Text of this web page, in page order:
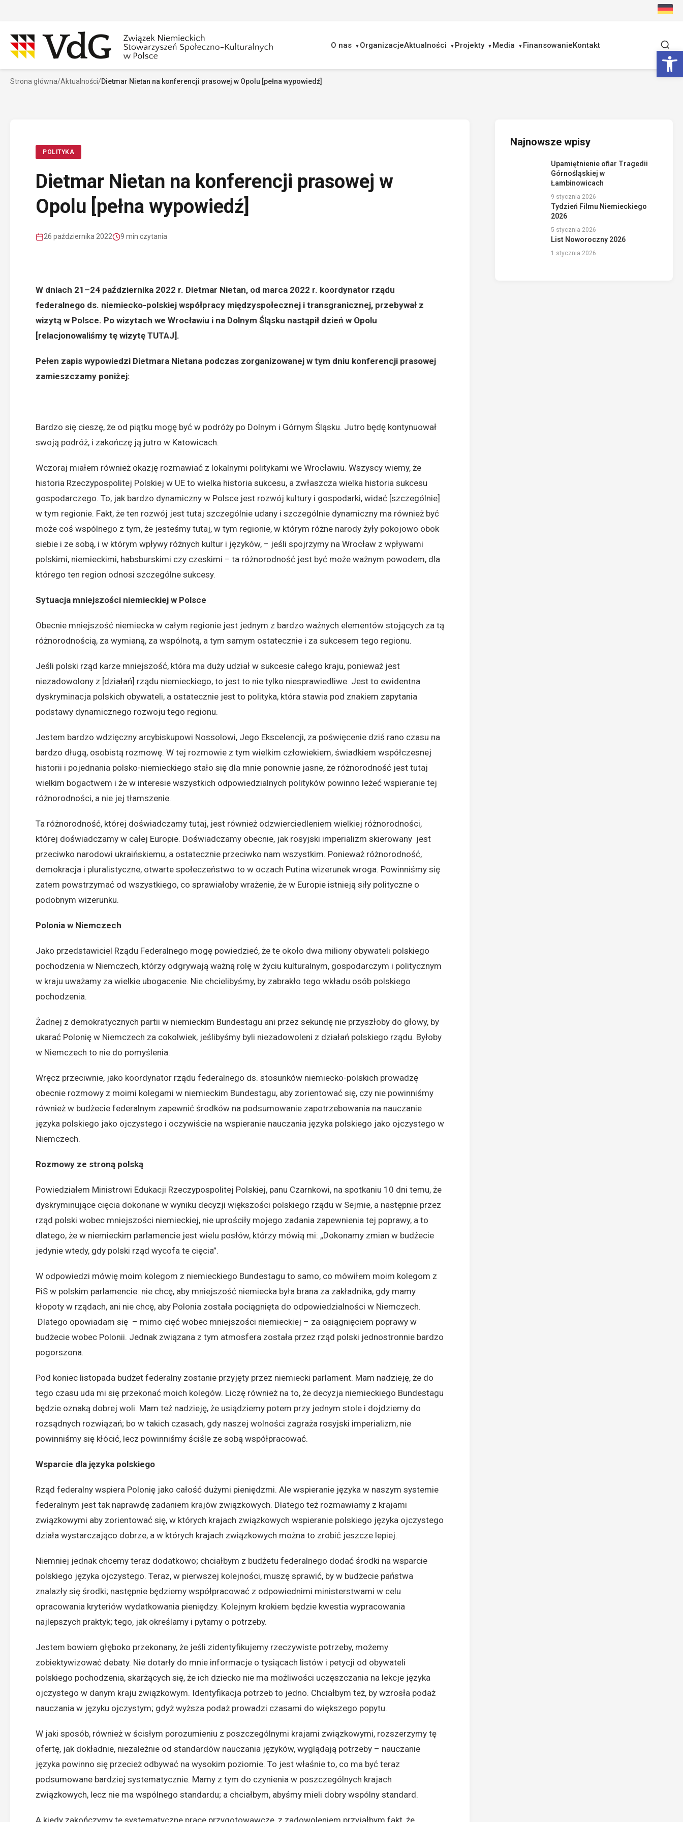
O nas OrganizacjeAktualności Projekty Media FinansowanieKontakt
Szukaj
Strona główna/Aktualności/Dietmar Nietan na konferencji prasowej w Opolu [pełna wypowiedź]
POLITYKA
Dietmar Nietan na konferencji prasowej w
Opolu [pełna wypowiedź]
26 października 2022 9 min czytania
W dniach 21–24 października 2022 r. Dietmar Nietan, od marca 2022 r. koordynator rządu
federalnego ds. niemiecko-polskiej współpracy międzyspołecznej i transgranicznej, przebywał z
wizytą w Polsce. Po wizytach we Wrocławiu i na Dolnym Śląsku nastąpił dzień w Opolu
[relacjonowaliśmy tę wizytę TUTAJ].
Pełen zapis wypowiedzi Dietmara Nietana podczas zorganizowanej w tym dniu konferencji prasowej
zamieszczamy poniżej:
Bardzo się cieszę, że od piątku mogę być w podróży po Dolnym i Górnym Śląsku. Jutro będę kontynuował
swoją podróż, i zakończę ją jutro w Katowicach.
Wczoraj miałem również okazję rozmawiać z lokalnymi politykami we Wrocławiu. Wszyscy wiemy, że
historia Rzeczypospolitej Polskiej w UE to wielka historia sukcesu, a zwłaszcza wielka historia sukcesu
gospodarczego. To, jak bardzo dynamiczny w Polsce jest rozwój kultury i gospodarki, widać [szczególnie]
w tym regionie. Fakt, że ten rozwój jest tutaj szczególnie udany i szczególnie dynamiczny ma również być
może coś wspólnego z tym, że jesteśmy tutaj, w tym regionie, w którym różne narody żyły pokojowo obok
siebie i ze sobą, i w którym wpływy różnych kultur i języków, − jeśli spojrzymy na Wrocław z wpływami
polskimi, niemieckimi, habsburskimi czy czeskimi − ta różnorodność jest być może ważnym powodem, dla
którego ten region odnosi szczególne sukcesy.
Sytuacja mniejszości niemieckiej w Polsce
Obecnie mniejszość niemiecka w całym regionie jest jednym z bardzo ważnych elementów stojących za tą
różnorodnością, za wymianą, za wspólnotą, a tym samym ostatecznie i za sukcesem tego regionu.
Jeśli polski rząd karze mniejszość, która ma duży udział w sukcesie całego kraju, ponieważ jest
niezadowolony z [działań] rządu niemieckiego, to jest to nie tylko niesprawiedliwe. Jest to ewidentna
dyskryminacja polskich obywateli, a ostatecznie jest to polityka, która stawia pod znakiem zapytania
podstawy dynamicznego rozwoju tego regionu.
Jestem bardzo wdzięczny arcybiskupowi Nossolowi, Jego Ekscelencji, za poświęcenie dziś rano czasu na
bardzo długą, osobistą rozmowę. W tej rozmowie z tym wielkim człowiekiem, świadkiem współczesnej
historii i pojednania polsko-niemieckiego stało się dla mnie ponownie jasne, że różnorodność jest tutaj
wielkim bogactwem i że w interesie wszystkich odpowiedzialnych polityków powinno leżeć wspieranie tej
różnorodności, a nie jej tłamszenie.
Ta różnorodność, której doświadczamy tutaj, jest również odzwierciedleniem wielkiej różnorodności,
której doświadczamy w całej Europie. Doświadczamy obecnie, jak rosyjski imperializm skierowany jest
przeciwko narodowi ukraińskiemu, a ostatecznie przeciwko nam wszystkim. Ponieważ różnorodność,
demokracja i pluralistyczne, otwarte społeczeństwo to w oczach Putina wizerunek wroga. Powinniśmy się
zatem powstrzymać od wszystkiego, co sprawiałoby wrażenie, że w Europie istnieją siły polityczne o
podobnym wizerunku.
Polonia w Niemczech
Jako przedstawiciel Rządu Federalnego mogę powiedzieć, że te około dwa miliony obywateli polskiego
pochodzenia w Niemczech, którzy odgrywają ważną rolę w życiu kulturalnym, gospodarczym i politycznym
w kraju uważamy za wielkie ubogacenie. Nie chcielibyśmy, by zabrakło tego wkładu osób polskiego
pochodzenia.
Żadnej z demokratycznych partii w niemieckim Bundestagu ani przez sekundę nie przyszłoby do głowy, by
ukarać Polonię w Niemczech za cokolwiek, jeślibyśmy byli niezadowoleni z działań polskiego rządu. Byłoby
w Niemczech to nie do pomyślenia.
Wręcz przeciwnie, jako koordynator rządu federalnego ds. stosunków niemiecko-polskich prowadzę
obecnie rozmowy z moimi kolegami w niemieckim Bundestagu, aby zorientować się, czy nie powinniśmy
również w budżecie federalnym zapewnić środków na podsumowanie zapotrzebowania na nauczanie
języka polskiego jako ojczystego i oczywiście na wspieranie nauczania języka polskiego jako ojczystego w
Niemczech.
Rozmowy ze stroną polską
Powiedziałem Ministrowi Edukacji Rzeczypospolitej Polskiej, panu Czarnkowi, na spotkaniu 10 dni temu, że
dyskryminujące cięcia dokonane w wyniku decyzji większości polskiego rządu w Sejmie, a następnie przez
rząd polski wobec mniejszości niemieckiej, nie uprościły mojego zadania zapewnienia tej poprawy, a to
dlatego, że w niemieckim parlamencie jest wielu posłów, którzy mówią mi: „Dokonamy zmian w budżecie
jedynie wtedy, gdy polski rząd wycofa te cięcia”.
W odpowiedzi mówię moim kolegom z niemieckiego Bundestagu to samo, co mówiłem moim kolegom z
PiS w polskim parlamencie: nie chcę, aby mniejszość niemiecka była brana za zakładnika, gdy mamy
kłopoty w rządach, ani nie chcę, aby Polonia została pociągnięta do odpowiedzialności w Niemczech.
Dlatego opowiadam się – mimo cięć wobec mniejszości niemieckiej – za osiągnięciem poprawy w
budżecie wobec Polonii. Jednak związana z tym atmosfera została przez rząd polski jednostronnie bardzo
pogorszona.
Pod koniec listopada budżet federalny zostanie przyjęty przez niemiecki parlament. Mam nadzieję, że do
tego czasu uda mi się przekonać moich kolegów. Liczę również na to, że decyzja niemieckiego Bundestagu
będzie oznaką dobrej woli. Mam też nadzieję, że usiądziemy potem przy jednym stole i dojdziemy do
rozsądnych rozwiązań; bo w takich czasach, gdy naszej wolności zagraża rosyjski imperializm, nie
powinniśmy się kłócić, lecz powinniśmy ściśle ze sobą współpracować.
Wsparcie dla języka polskiego
Rząd federalny wspiera Polonię jako całość dużymi pieniędzmi. Ale wspieranie języka w naszym systemie
federalnym jest tak naprawdę zadaniem krajów związkowych. Dlatego też rozmawiamy z krajami
związkowymi aby zorientować się, w których krajach związkowych wspieranie polskiego języka ojczystego
działa wystarczająco dobrze, a w których krajach związkowych można to zrobić jeszcze lepiej.
Niemniej jednak chcemy teraz dodatkowo; chciałbym z budżetu federalnego dodać środki na wsparcie
polskiego języka ojczystego. Teraz, w pierwszej kolejności, muszę sprawić, by w budżecie państwa
znalazły się środki; następnie będziemy współpracować z odpowiednimi ministerstwami w celu
opracowania kryteriów wydatkowania pieniędzy. Kolejnym krokiem będzie kwestia wypracowania
najlepszych praktyk; tego, jak określamy i pytamy o potrzeby.
Jestem bowiem głęboko przekonany, że jeśli zidentyfikujemy rzeczywiste potrzeby, możemy
zobiektywizować debaty. Nie dotarły do mnie informacje o tysiącach listów i petycji od obywateli
polskiego pochodzenia, skarżących się, że ich dziecko nie ma możliwości uczęszczania na lekcje języka
ojczystego w danym kraju związkowym. Identyfikacja potrzeb to jedno. Chciałbym też, by wzrosła podaż
nauczania w języku ojczystym; gdyż wyższa podaż prowadzi czasami do większego popytu.
W jaki sposób, również w ścisłym porozumieniu z poszczególnymi krajami związkowymi, rozszerzymy tę
ofertę, jak dokładnie, niezależnie od standardów nauczania języków, wyglądają potrzeby – nauczanie
języka powinno się przecież odbywać na wysokim poziomie. To jest właśnie to, co ma być teraz
podsumowane bardziej systematycznie. Mamy z tym do czynienia w poszczególnych krajach
związkowych, lecz nie ma wspólnego standardu; a chciałbym, abyśmy mieli dobry wspólny standard.
A kiedy zakończymy te systematyczne prace przygotowawcze, z zadowoleniem przyjąłbym fakt, że
Najnowsze wpisy
Upamiętnienie ofiar Tragedii
Górnośląskiej w
Łambinowicach
9 stycznia 2026
Tydzień Filmu Niemieckiego
2026
5 stycznia 2026
List Noworoczny 2026
1 stycznia 2026